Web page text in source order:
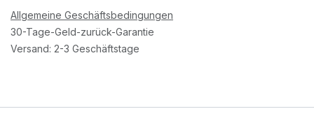
Allgemeine Geschäftsbedingungen
30-Tage-Geld-zurück-Garantie
Versand: 2-3 Geschäftstage